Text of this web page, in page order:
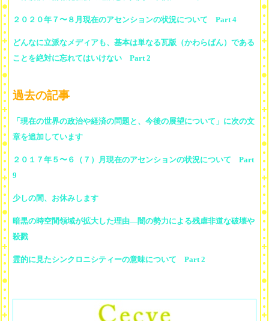
２０２０年７〜８月現在のアセンションの状況について Part 4
どんなに立派なメディアも、基本は単なる瓦版（かわらばん）である
ことを絶対に忘れてはいけない Part 2
過去の記事
「現在の世界の政治や経済の問題と、今後の展望について」に次の文
章を追加しています
２０１７年５〜６（７）月現在のアセンションの状況について Part
9
少しの間、お休みします
暗黒の時空間領域が拡大した理由―闇の勢力による残虐非道な破壊や
殺戮
霊的に見たシンクロニシティーの意味について Part 2